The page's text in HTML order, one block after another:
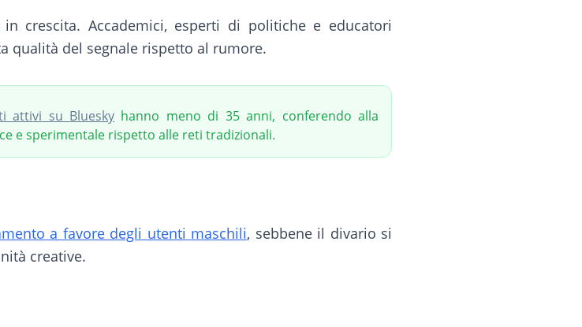
crescita. Accademici, esperti di politiche e educatori
qualità del segnale rispetto al rumore.
attivi su Blueskyhanno meno di 35 anni, conferendo alla
e sperimentale rispetto alle reti tradizionali.
a favore degli utenti maschili, sebbene il divario si
creative.